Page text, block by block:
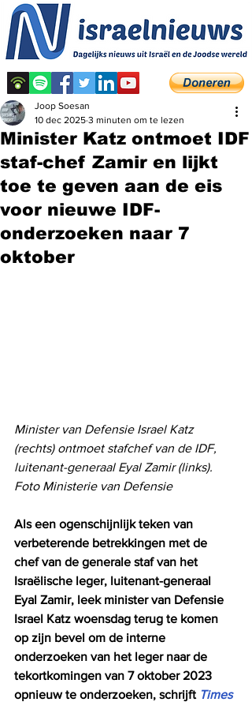
Minister Katz ontmoet IDF
staf-chef Zamir en lijkt
toe te geven aan de eis
voor nieuwe IDF-
onderzoeken naar 7
oktober
Joop Soesan
10 dec 2025 3 minuten om te lezen
Minister van Defensie Israel Katz
(rechts) ontmoet stafchef van de IDF,
luitenant-generaal Eyal Zamir (links).
Foto Ministerie van Defensie
Als een ogenschijnlijk teken van
verbeterende betrekkingen met de
chef van de generale staf van het
Israëlische leger, luitenant-generaal
Eyal Zamir, leek minister van Defensie
Israel Katz woensdag terug te komen
op zijn bevel om de interne
onderzoeken van het leger naar de
tekortkomingen van 7 oktober 2023
opnieuw te onderzoeken, schrijft Times